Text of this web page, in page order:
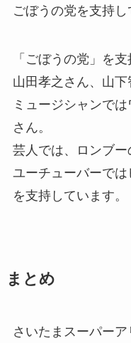
ごぼうの党を支持し
「ごぼうの党」を
山田孝之さん、山下
ミュージシャンで
さん。
芸人では、ロンブー
ユーチューバーでは
を支持しています。
まとめ
さいたまスーパー